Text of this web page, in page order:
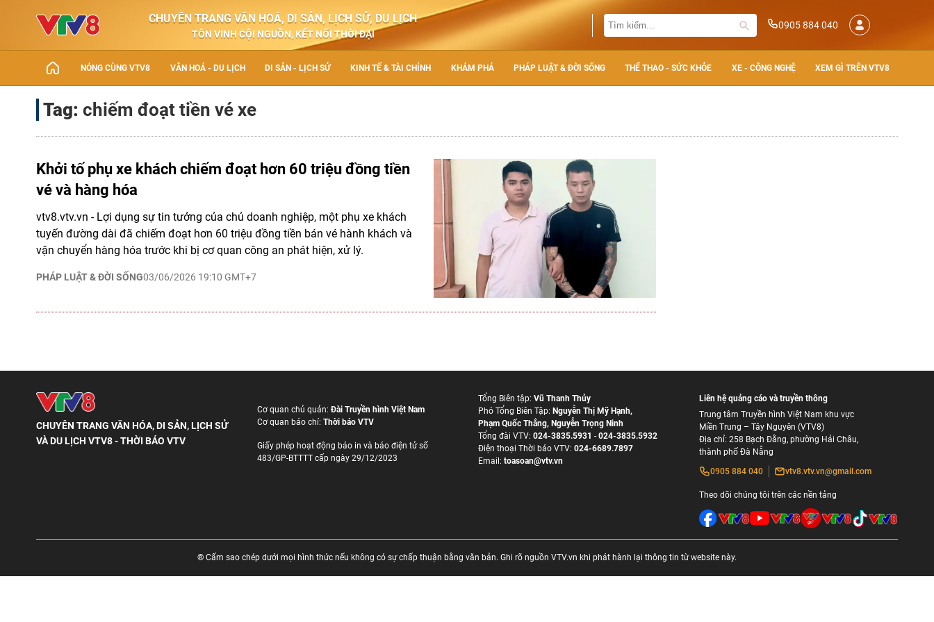
CHUYÊN TRANG VĂN HOÁ, DI SẢN, LỊCH SỬ, DU LỊCH
TÔN VINH CỘI NGUỒN, KẾT NỐI THỜI ĐẠI
0905 884 040
NÓNG CÙNG VTV8 VĂN HOÁ - DU LỊCH DI SẢN - LỊCH SỬ KINH TẾ & TÀI CHÍNH KHÁM PHÁ PHÁP LUẬT & ĐỜI SỐNG THỂ THAO - SỨC KHỎE XE - CÔNG NGHỆ XEM GÌ TRÊN VTV8
Tag: chiếm đoạt tiền vé xe
Khởi tố phụ xe khách chiếm đoạt hơn 60 triệu đồng tiền
vé và hàng hóa
PHÁP LUẬT & ĐỜI SỐNG03/06/2026 19:10 GMT+7
vtv8.vtv.vn - Lợi dụng sự tin tưởng của chủ doanh nghiệp, một phụ xe khách
tuyến đường dài đã chiếm đoạt hơn 60 triệu đồng tiền bán vé hành khách và
vận chuyển hàng hóa trước khi bị cơ quan công an phát hiện, xử lý.
CHUYÊN TRANG VĂN HÓA, DI SẢN, LỊCH SỬ
VÀ DU LỊCH VTV8 - THỜI BÁO VTV
Cơ quan chủ quản:Đài Truyền hình Việt Nam
Cơ quan báo chí: Thời báo VTV
Giấy phép hoạt động báo in và báo điện tử số
483/GP-BTTTT cấp ngày 29/12/2023
Tổng Biên tập: Vũ Thanh Thủy
Phó Tổng Biên Tập: Nguyễn Thị Mỹ Hạnh,
Phạm Quốc Thắng, Nguyễn Trọng Ninh
Tổng đài VTV: 024-3835.5931 - 024-3835.5932
Ðiện thoại Thời báo VTV: 024-6689.7897
Email: toasoan@vtv.vn
Liên hệ quảng cáo và truyền thông
Trung tâm Truyền hình Việt Nam khu vực
Miền Trung – Tây Nguyên (VTV8)
Địa chỉ: 258 Bạch Đằng, phường Hải Châu,
thành phố Đà Nẵng
0905 884 040
vtv8.vtv.vn@gmail.com
Theo dõi chúng tôi trên các nền tảng
® Cấm sao chép dưới mọi hình thức nếu không có sự chấp thuận bằng văn bản. Ghi rõ nguồn VTV.vn khi phát hành lại thông tin từ website này.